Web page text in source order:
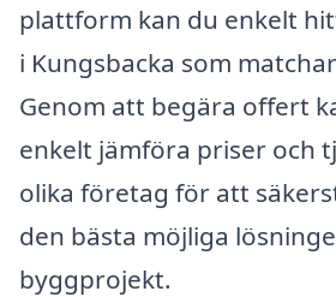
plattform kan du enkelt
i Kungsbacka som
Genom att begära offert
enkelt jämföra priser och
olika företag för att
den bästa möjliga
byggprojekt.